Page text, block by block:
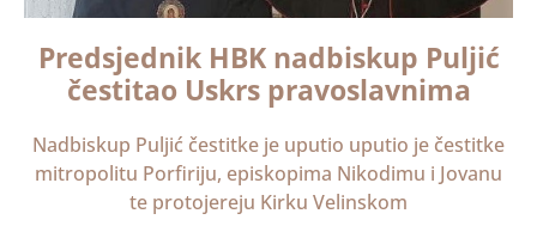
Predsjednik HBK nadbiskup Puljić
čestitao Uskrs pravoslavnima
Nadbiskup Puljić čestitke je uputio uputio je čestitke
mitropolitu Porfiriju, episkopima Nikodimu i Jovanu
te protojereju Kirku Velinskom